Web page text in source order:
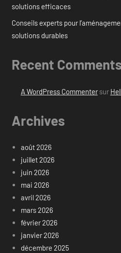
solutions efficaces
Conseils experts pour
solutions durables
Recent
A WordPress Commentersur
Archives
août 2026
juillet 2026
juin 2026
mai 2026
avril 2026
mars 2026
février 2026
janvier 2026
décembre 2025